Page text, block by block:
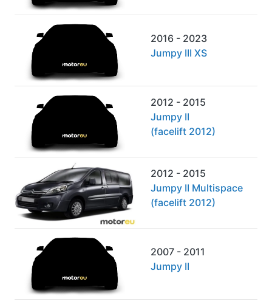
2016 - 2023
Jumpy III XS
2012 - 2015
Jumpy II
(facelift 2012)
2012 - 2015
Jumpy II Multispace
(facelift 2012)
2007 - 2011
Jumpy II